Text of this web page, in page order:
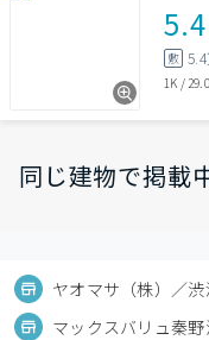
5.4
敷
1K /
同じ建物で掲載
ヤオマサ（株）／渋
マックスバリュ秦